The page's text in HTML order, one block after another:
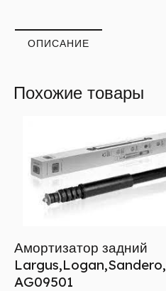
ОПИСАНИЕ
Похожие товары
Амортизатор задний
AG09501